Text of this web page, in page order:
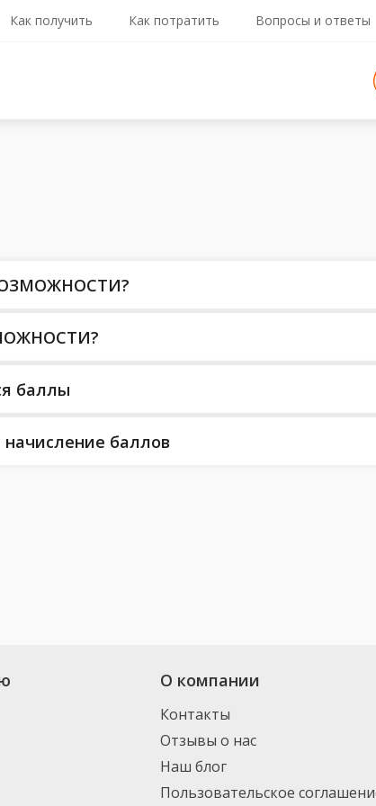
Как получить Как потратить Вопросы и ответы
баллы
начисление баллов
О компании
Контакты
Отзывы о нас
Наш блог
Пользовательское